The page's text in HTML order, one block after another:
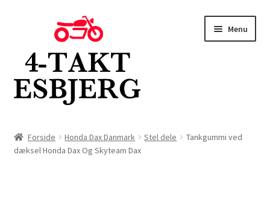
navigation
indhold
Menu
Butik
Forside Honda Dax Danmark Stel dele
Tankgummi ved
dæksel Honda Dax Og Skyteam Dax